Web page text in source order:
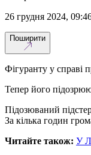
26 грудня 2024,
Поширити
Фігуранту у справі
Тепер його
Підозюваний
За кілька годин
Читайте також: У